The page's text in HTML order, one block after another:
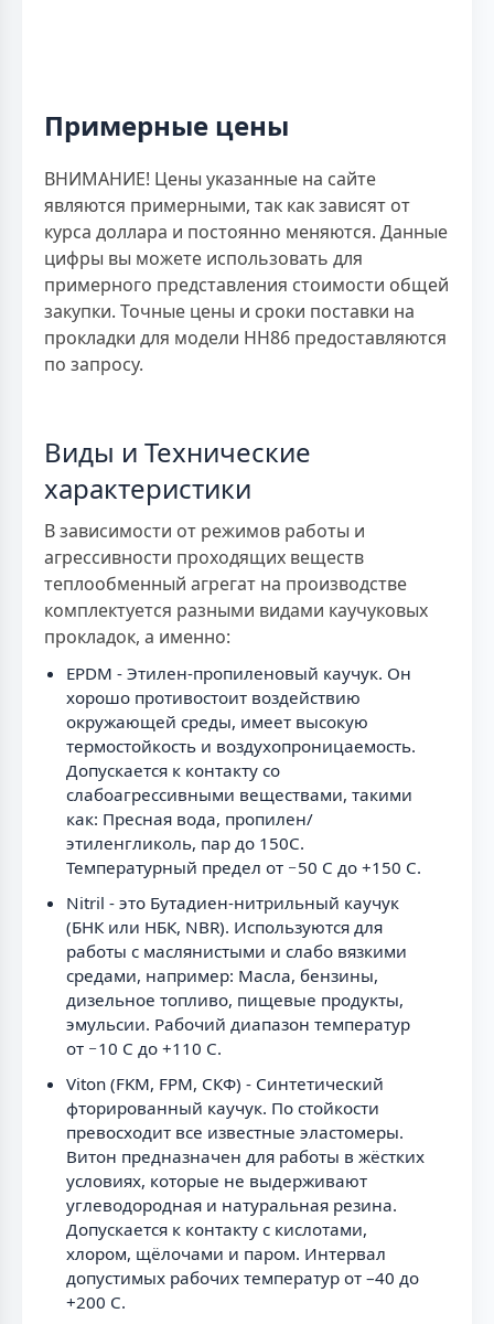
Примерные цены
ВНИМАНИЕ! Цены указанные на сайте
являются примерными, так как зависят от
курса доллара и постоянно меняются. Данные
цифры вы можете использовать для
примерного представления стоимости общей
закупки. Точные цены и сроки поставки на
прокладки для модели НН86 предоставляются
по запросу.
Виды и Технические
характеристики
В зависимости от режимов работы и
агрессивности проходящих веществ
теплообменный агрегат на производстве
комплектуется разными видами каучуковых
прокладок, а именно:
EPDM - Этилен-пропиленовый каучук. Он
хорошо противостоит воздействию
окружающей среды, имеет высокую
термостойкость и воздухопроницаемость.
Допускается к контакту со
слабоагрессивными веществами, такими
как: Пресная вода, пропилен/
этиленгликоль, пар до 150C.
Температурный предел от −50 C до +150 C.
Nitril - это Бутадиен-нитрильный каучук
(БНК или НБК, NBR). Используются для
работы с маслянистыми и слабо вязкими
средами, например: Масла, бензины,
дизельное топливо, пищевые продукты,
эмульсии. Рабочий диапазон температур
от −10 C до +110 C.
Viton (FKM, FPM, СКФ) - Синтетический
фторированный каучук. По стойкости
превосходит все известные эластомеры.
Витон предназначен для работы в жёстких
условиях, которые не выдерживают
углеводородная и натуральная резина.
Допускается к контакту с кислотами,
хлором, щёлочами и паром. Интервал
допустимых рабочих температур от –40 до
+200 C.